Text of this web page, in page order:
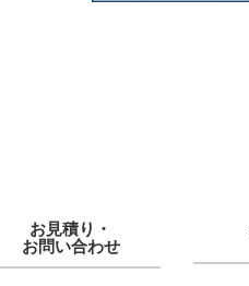
お見積り・
お問い合わせ